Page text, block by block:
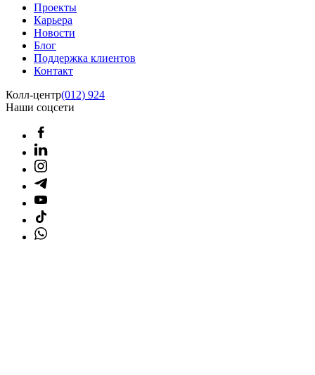
Проекты
Карьера
Новости
Блог
Поддержка клиентов
Контакт
Колл-центр(012) 924
Наши соцсети